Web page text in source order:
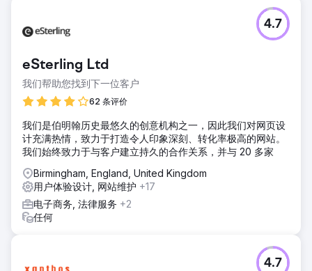
美元大幅提升至 9710 万美元（%） 引荐域名从 180 万激增至
eSterling Ltd
我们帮助您找到下一位客户
62 条评价
4.7
我们是伯明翰历史最悠久的创意机构之一，因此我们对网页设
计充满热情，致力于打造令人印象深刻、转化率极高的网站。
我们始终致力于与客户建立持久的合作关系，并与 20 多家
Birmingham, England, United Kingdom
用户体验设计, 网站维护 +17
电子商务, 法律服务 +2
任何
4.7